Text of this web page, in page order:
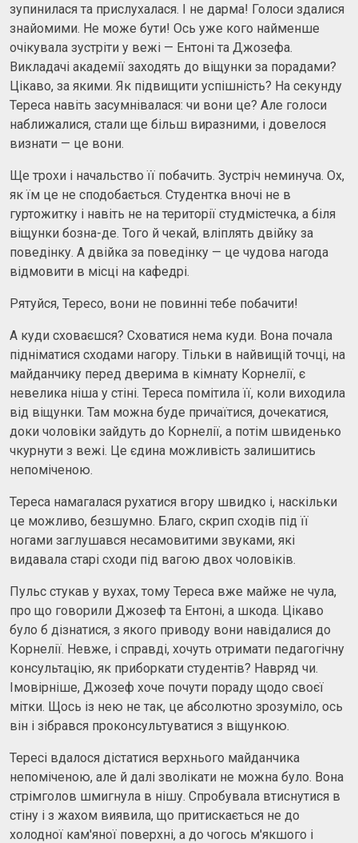
зупинилася та прислухалася. І не дарма! Голоси здалися
знайомими. Не може бути! Ось уже кого найменше
очікувала зустріти у вежі — Ентоні та Джозефа.
Викладачі академії заходять до віщунки за порадами?
Цікаво, за якими. Як підвищити успішність? На секунду
Тереса навіть засумнівалася: чи вони це? Але голоси
наближалися, стали ще більш виразними, і довелося
визнати — це вони.
Ще трохи і начальство її побачить. Зустріч неминуча. Ох,
як їм це не сподобається. Студентка вночі не в
гуртожитку і навіть не на території студмістечка, а біля
віщунки бозна-де. Того й чекай, вліплять двійку за
поведінку. А двійка за поведінку — це чудова нагода
відмовити в місці на кафедрі.
Рятуйся, Тересо, вони не повинні тебе побачити!
А куди сховаєшся? Сховатися нема куди. Вона почала
підніматися сходами нагору. Тільки в найвищій точці, на
майданчику перед дверима в кімнату Корнелії, є
невелика ніша у стіні. Тереса помітила її, коли виходила
від віщунки. Там можна буде причаїтися, дочекатися,
доки чоловіки зайдуть до Корнелії, а потім швиденько
чкурнути з вежі. Це єдина можливість залишитись
непоміченою.
Тереса намагалася рухатися вгору швидко і, наскільки
це можливо, безшумно. Благо, скрип сходів під її
ногами заглушався несамовитими звуками, які
видавала старі сходи під вагою двох чоловіків.
Пульс стукав у вухах, тому Тереса вже майже не чула,
про що говорили Джозеф та Ентоні, а шкода. Цікаво
було б дізнатися, з якого приводу вони навідалися до
Корнелії. Невже, і справді, хочуть отримати педагогічну
консультацію, як приборкати студентів? Навряд чи.
Імовірніше, Джозеф хоче почути пораду щодо своєї
мітки. Щось із нею не так, це абсолютно зрозуміло, ось
він і зібрався проконсультуватися з віщункою.
Тересі вдалося дістатися верхнього майданчика
непоміченою, але й далі зволікати не можна було. Вона
стрімголов шмигнула в нішу. Спробувала втиснутися в
стіну і з жахом виявила, що притискається не до
холодної кам'яної поверхні, а до чогось м'якшого і